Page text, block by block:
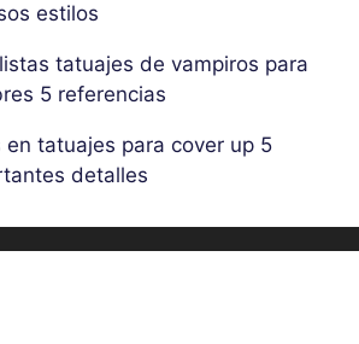
estilos
tatuajes de vampiros para
5 referencias
en tatuajes para cover up 5
detalles